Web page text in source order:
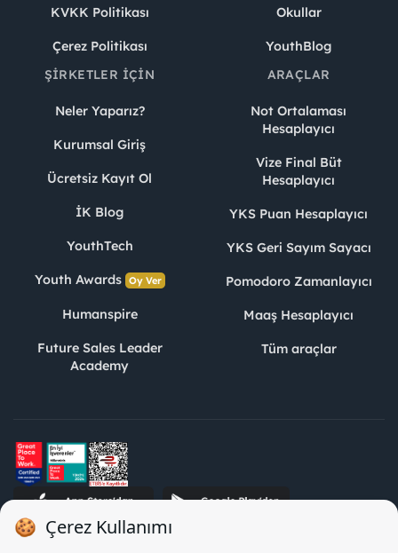
KVKK Politikası
Çerez Politikası
Okullar
YouthBlog
ŞIRKETLER İÇIN
Neler Yaparız?
Kurumsal Giriş
Ücretsiz Kayıt Ol
İK Blog
YouthTech
Youth Awards Oy Ver
Humanspire
Future Sales Leader
Academy
ARAÇLAR
Not Ortalaması
Hesaplayıcı
Vize Final Büt
Hesaplayıcı
YKS Puan Hesaplayıcı
YKS Geri Sayım Sayacı
Pomodoro Zamanlayıcı
Maaş Hesaplayıcı
Tüm araçlar